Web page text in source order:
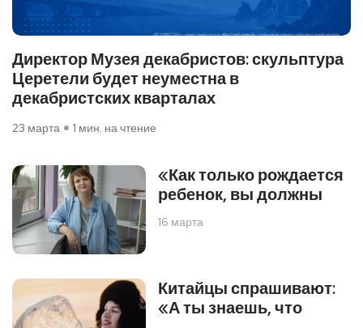
Директор Музея декабристов: скульптура
Церетели будет неуместна в
декабристских кварталах
23 марта 1 мин. на чтение
«Как только рождается
ребенок, вы должны
16 марта
Китайцы спрашивают:
«А ты знаешь, что